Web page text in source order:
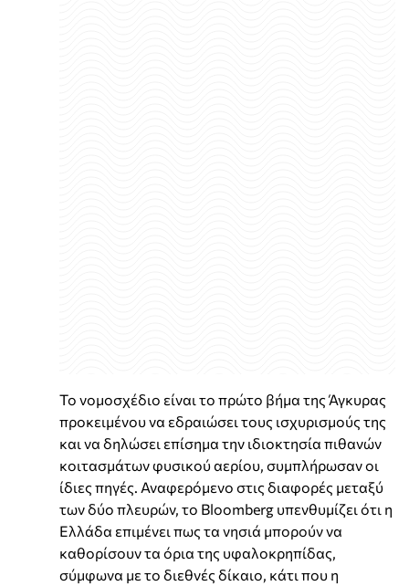
Το νομοσχέδιο είναι το πρώτο βήμα της Άγκυρας
προκειμένου να εδραιώσει τους ισχυρισμούς της
και να δηλώσει επίσημα την ιδιοκτησία πιθανών
κοιτασμάτων φυσικού αερίου, συμπλήρωσαν οι
ίδιες πηγές. Αναφερόμενο στις διαφορές μεταξύ
των δύο πλευρών, το Bloomberg υπενθυμίζει ότι η
Ελλάδα επιμένει πως τα νησιά μπορούν να
καθορίσουν τα όρια της υφαλοκρηπίδας,
σύμφωνα με το διεθνές δίκαιο, κάτι που η